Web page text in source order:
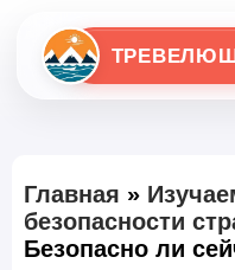
Главная »
безопасности
Безопасно ли